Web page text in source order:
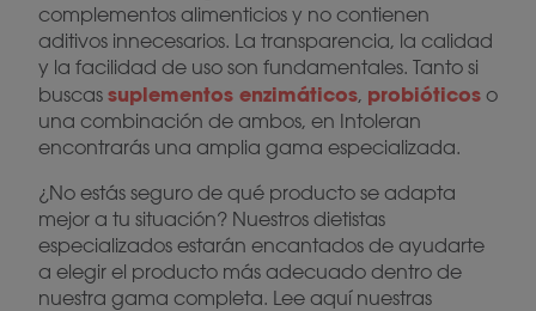
complementos alimenticios y no contienen
aditivos innecesarios. La transparencia, la calidad
y la facilidad de uso son fundamentales. Tanto si
buscas suplementos enzimáticos, probióticos o
una combinación de ambos, en Intoleran
encontrarás una amplia gama especializada.
¿No estás seguro de qué producto se adapta
mejor a tu situación? Nuestros dietistas
especializados estarán encantados de ayudarte
a elegir el producto más adecuado dentro de
nuestra gama completa. Lee aquí nuestras